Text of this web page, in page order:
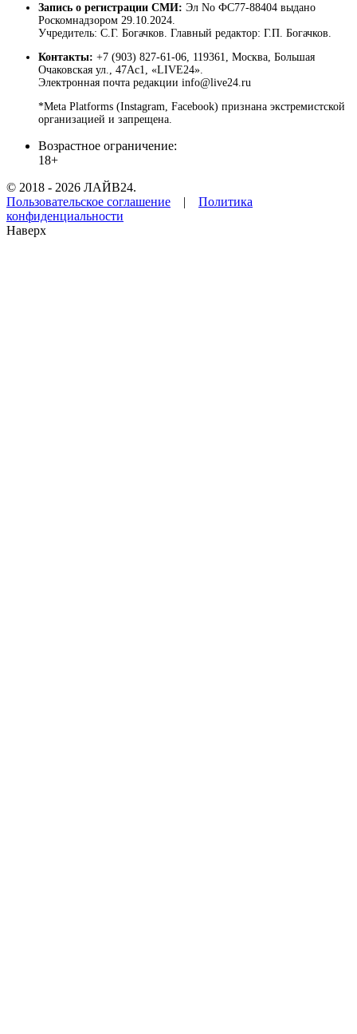
Запись о регистрации СМИ: Эл No ФС77-88404 выдано
Роскомнадзором 29.10.2024.
Учредитель: С.Г. Богачков. Главный редактор: Г.П. Богачков.
Контакты: +7 (903) 827-61-06, 119361, Москва, Большая
Очаковская ул., 47Ас1, «LIVE24».
Электронная почта редакции info@live24.ru
*Meta Platforms (Instagram, Facebook) признана экстремистской
организацией и запрещена.
Возрастное ограничение:
18+
© 2018 - 2026 ЛАЙВ24.
Пользовательское соглашение | Политика
конфиденциальности
Наверх